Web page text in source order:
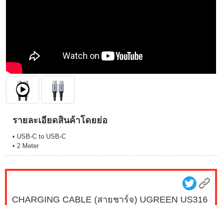
รายละเอียดสินค้าโดยย่อ
• USB-C to USB-C
• 2 Meter
CHARGING CABLE (สายชาร์จ) UGREEN US316